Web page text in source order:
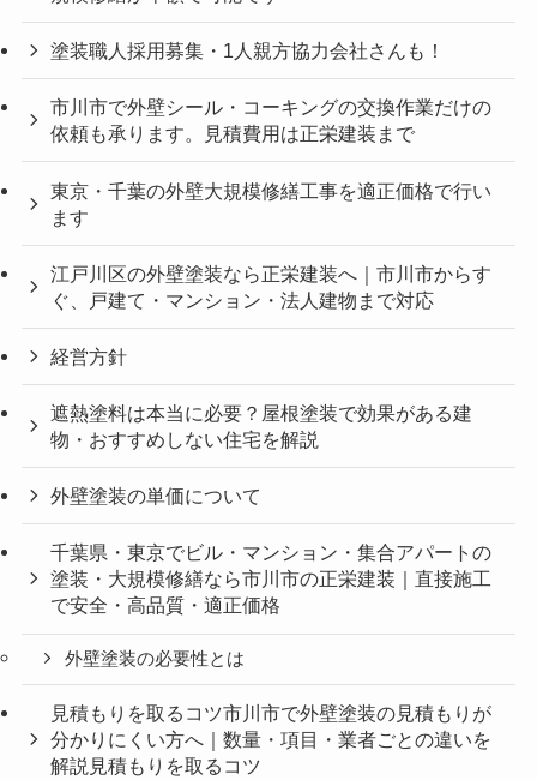
塗装職人採用募集・1人親方協力会社さんも！
市川市で外壁シール・コーキングの交換作業だけの
依頼も承ります。見積費用は正栄建装まで
東京・千葉の外壁大規模修繕工事を適正価格で行い
ます
江戸川区の外壁塗装なら正栄建装へ｜市川市からす
ぐ、戸建て・マンション・法人建物まで対応
経営方針
遮熱塗料は本当に必要？屋根塗装で効果がある建
物・おすすめしない住宅を解説
外壁塗装の単価について
千葉県・東京でビル・マンション・集合アパートの
塗装・大規模修繕なら市川市の正栄建装｜直接施工
で安全・高品質・適正価格
外壁塗装の必要性とは
見積もりを取るコツ市川市で外壁塗装の見積もりが
分かりにくい方へ｜数量・項目・業者ごとの違いを
解説見積もりを取るコツ